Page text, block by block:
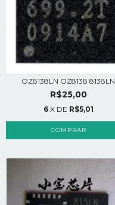
OZ8138LN OZ8138 8138LN
R$25,00
6 X DE R$5,01